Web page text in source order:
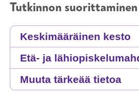
Tutkinnon suorittaminen
Keskimääräinen kesto
Etä- ja
Muuta tärkeää tietoa